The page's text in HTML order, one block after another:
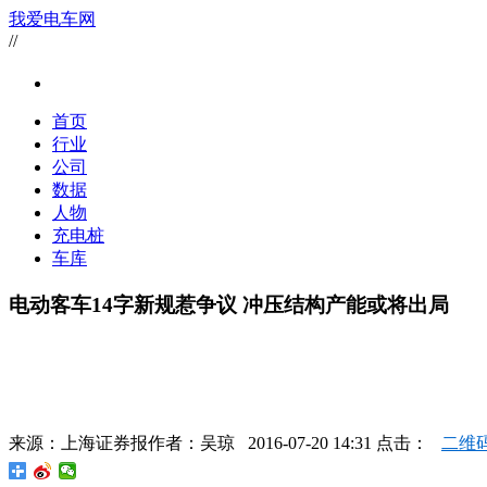
我爱电车网
//
首页
行业
公司
数据
人物
充电桩
车库
电动客车14字新规惹争议 冲压结构产能或将出局
来源： 上海证券报作者： 吴琼 2016-07-20 14:31 点击： 二维